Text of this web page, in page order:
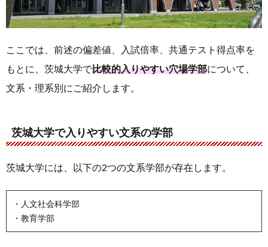
学校-家庭 – 56% 1.8
学校-特別支援 – 64% 4.2
養護教諭養成 – 62% 1.9
ここでは、前述の偏差値、入試倍率、共通テスト得点率を
もとに、茨城大学で比較的入りやすい穴場学部について、
文系・理系別にご紹介します。
茨城大学で入りやすい文系の学部
茨城大学には、以下の2つの文系学部が存在します。
・人文社会科学部
・教育学部